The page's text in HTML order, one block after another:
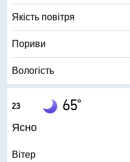
Видимість
Висота нижньої межі хмар
Якість повітря
Пориви
Вологість
Точка роси
AccuLumen Brightness Index™
Хмарний покрив
23 65°
Ясно
Вітер